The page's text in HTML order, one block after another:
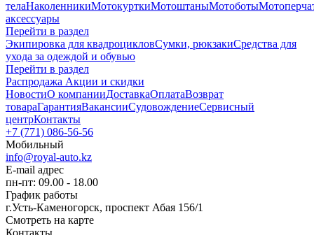
телаНаколенникиМотокурткиМотоштаныМотоботы
аксессуары
Перейти в раздел
Экипировка для квадроцикловСумки, рюкзакиСредства для
ухода за одеждой и обувью
Перейти в раздел
Распродажа Акции и скидки
НовостиО компанииДоставкаОплатаВозврат
товараГарантияВакансииСудовождениеСервисный
центрКонтакты
+7 (771) 086-56-56
Мобильный
info@royal-auto.kz
E-mail адрес
пн-пт: 09.00 - 18.00
График работы
г.Усть-Каменогорск, проспект Абая 156/1
Смотреть на карте
Контакты